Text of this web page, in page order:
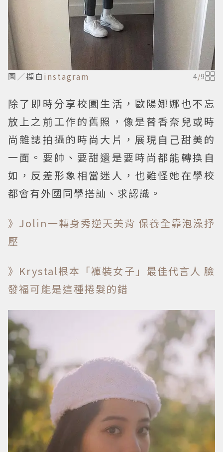
圖／擷自 instagram 4/9
除了即時分享校園生活，歐陽娜娜也不忘
放上之前工作的舊照，像是替香奈兒或時
尚雜誌拍攝的時尚大片，展現自己甜美的
一面。要帥、要甜還是要時尚都能轉換自
如，反差形象相當迷人，也難怪她在學校
都會有外國同學搭訕、求認識。
》Jolin一轉身秀逆天美背 保養全靠泡澡抒
壓
》Krystal根本「褲裝女子」最佳代言人 臉
發福可能是這種捲髮的錯